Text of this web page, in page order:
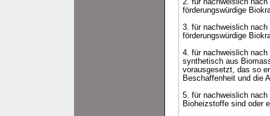
2. für nachweislich
förderungswürdige
3. für nachweislich
förderungswürdige
4. für nachweislich
synthetisch aus
vorausgesetzt, das so
Beschaffenheit und die
5. für nachweislich
Bioheizstoffe sind oder